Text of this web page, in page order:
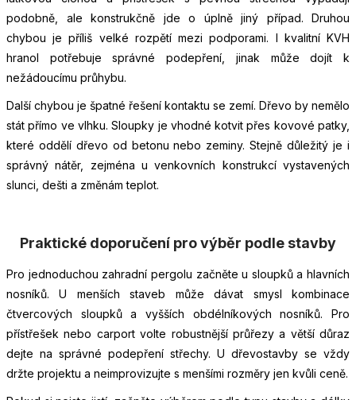
podobně, ale konstrukčně jde o úplně jiný případ. Druhou
chybou je příliš velké rozpětí mezi podporami. I kvalitní KVH
hranol potřebuje správné podepření, jinak může dojít k
nežádoucímu průhybu.
Další chybou je špatné řešení kontaktu se zemí. Dřevo by nemělo
stát přímo ve vlhku. Sloupky je vhodné kotvit přes kovové patky,
které oddělí dřevo od betonu nebo zeminy. Stejně důležitý je i
správný nátěr, zejména u venkovních konstrukcí vystavených
slunci, dešti a změnám teplot.
Praktické doporučení pro výběr podle stavby
Pro jednoduchou zahradní pergolu začněte u sloupků a hlavních
nosníků. U menších staveb může dávat smysl kombinace
čtvercových sloupků a vyšších obdélníkových nosníků. Pro
přístřešek nebo carport volte robustnější průřezy a větší důraz
dejte na správné podepření střechy. U dřevostavby se vždy
držte projektu a neimprovizujte s menšími rozměry jen kvůli ceně.